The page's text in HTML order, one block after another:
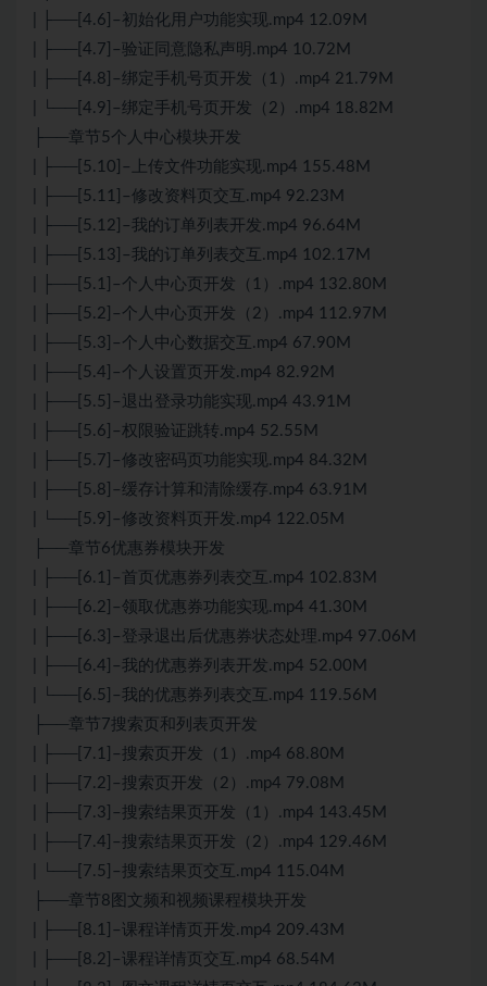
| ├──[4.6]–初始化用户功能实现.mp4 12.09M
| ├──[4.7]–验证同意隐私声明.mp4 10.72M
| ├──[4.8]–绑定手机号页开发（1）.mp4 21.79M
| └──[4.9]–绑定手机号页开发（2）.mp4 18.82M
├──章节5个人中心模块开发
| ├──[5.10]–上传文件功能实现.mp4 155.48M
| ├──[5.11]–修改资料页交互.mp4 92.23M
| ├──[5.12]–我的订单列表开发.mp4 96.64M
| ├──[5.13]–我的订单列表交互.mp4 102.17M
| ├──[5.1]–个人中心页开发（1）.mp4 132.80M
| ├──[5.2]–个人中心页开发（2）.mp4 112.97M
| ├──[5.3]–个人中心数据交互.mp4 67.90M
| ├──[5.4]–个人设置页开发.mp4 82.92M
| ├──[5.5]–退出登录功能实现.mp4 43.91M
| ├──[5.6]–权限验证跳转.mp4 52.55M
| ├──[5.7]–修改密码页功能实现.mp4 84.32M
| ├──[5.8]–缓存计算和清除缓存.mp4 63.91M
| └──[5.9]–修改资料页开发.mp4 122.05M
├──章节6优惠券模块开发
| ├──[6.1]–首页优惠券列表交互.mp4 102.83M
| ├──[6.2]–领取优惠券功能实现.mp4 41.30M
| ├──[6.3]–登录退出后优惠券状态处理.mp4 97.06M
| ├──[6.4]–我的优惠券列表开发.mp4 52.00M
| └──[6.5]–我的优惠券列表交互.mp4 119.56M
├──章节7搜索页和列表页开发
| ├──[7.1]–搜索页开发（1）.mp4 68.80M
| ├──[7.2]–搜索页开发（2）.mp4 79.08M
| ├──[7.3]–搜索结果页开发（1）.mp4 143.45M
| ├──[7.4]–搜索结果页开发（2）.mp4 129.46M
| └──[7.5]–搜索结果页交互.mp4 115.04M
├──章节8图文频和视频课程模块开发
| ├──[8.1]–课程详情页开发.mp4 209.43M
| ├──[8.2]–课程详情页交互.mp4 68.54M